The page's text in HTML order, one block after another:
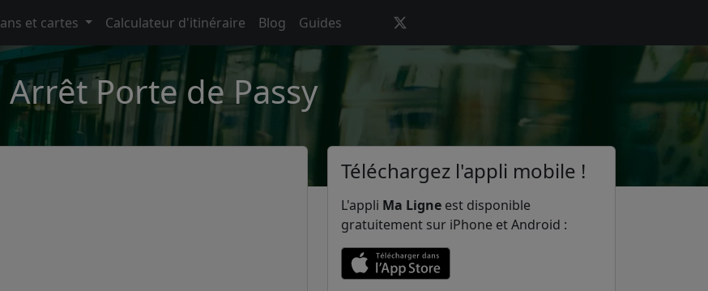
et cartes Calculateur d'itinéraire Blog Guides
Arrêt Porte de Passy
Téléchargez l'appli mobile !
L'appli Ma Ligne est disponible
gratuitement sur iPhone et Android :